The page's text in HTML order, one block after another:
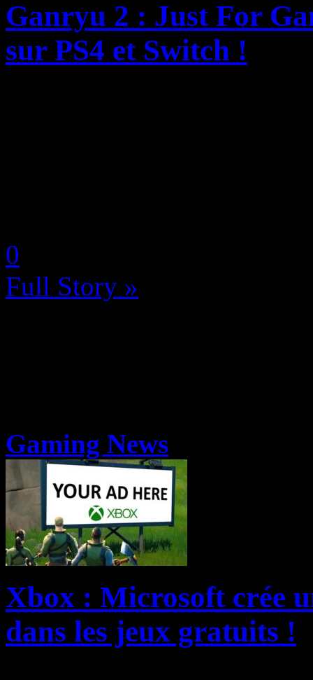
Ganryu 2 : Just For
sur PS4 et Switch !
0
Full Story »
Gaming News
Xbox : Microsoft crée
dans les jeux gratuits !